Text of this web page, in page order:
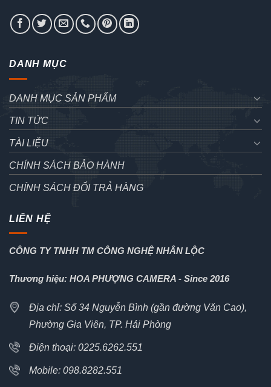
DANH MỤC
DANH MỤC SẢN PHẨM
TIN TỨC
TÀI LIỆU
CHÍNH SÁCH BẢO HÀNH
CHÍNH SÁCH ĐỔI TRẢ HÀNG
LIÊN HỆ
CÔNG TY TNHH TM CÔNG NGHỆ NHÂN LỘC
Thương hiệu: HOA PHƯỢNG CAMERA - Since 2016
Địa chỉ: Số 34 Nguyễn Bình (gần đường Văn Cao),
Phường Gia Viên, TP. Hải Phòng
Điện thoại: 0225.6262.551
Mobile: 098.8282.551